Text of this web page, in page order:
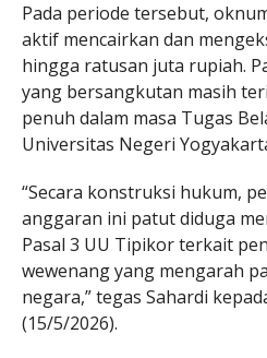
Pada periode tersebut,
aktif mencairkan dan
hingga ratusan juta rupiah.
yang bersangkutan masih
penuh dalam masa Tugas
Universitas Negeri
“Secara konstruksi hukum,
anggaran ini patut diduga
Pasal 3 UU Tipikor terkait
wewenang yang mengarah
negara,” tegas Sahardi
(15/5/2026).